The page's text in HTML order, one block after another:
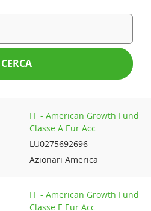
CERCA
FF - American Growth Fund
Classe A Eur Acc
LU0275692696
Azionari America
FF - American Growth Fund
Classe E Eur Acc